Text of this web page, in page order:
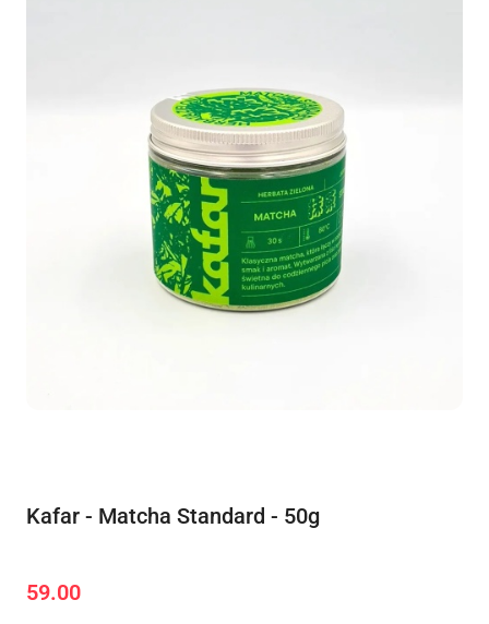
Kafar - Matcha Standard - 50g
Cena:
59.00